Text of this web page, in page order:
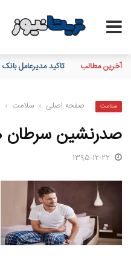
آخرین مطالب تاکید مدیرعامل
سلامت صفحه اصلی › سلامت ›
صدرنشین سرطان
1395-12-22